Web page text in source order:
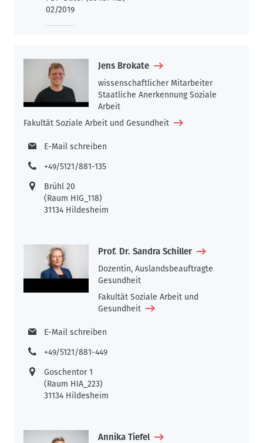
02/2019
Jens Brokate
wissenschaftlicher Mitarbeiter
Staatliche Anerkennung Soziale
Arbeit
Fakultät Soziale Arbeit und Gesundheit
E-Mail schreiben
+49/5121/881-135
Brühl 20
(Raum HIG_118)
31134 Hildesheim
Prof. Dr. Sandra Schiller
Dozentin, Auslandsbeauftragte
Gesundheit
Fakultät Soziale Arbeit und
Gesundheit
E-Mail schreiben
+49/5121/881-449
Goschentor 1
(Raum HIA_223)
31134 Hildesheim
Annika Tiefel